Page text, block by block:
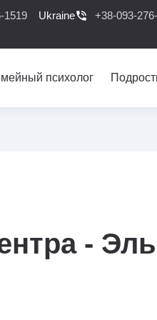
1519 Ukrainephone_in_talk +38-093-
психолог
-